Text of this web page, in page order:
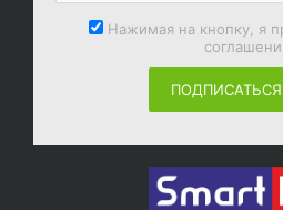
Нажимая на кнопку, я
ПОДПИСАТЬСЯ